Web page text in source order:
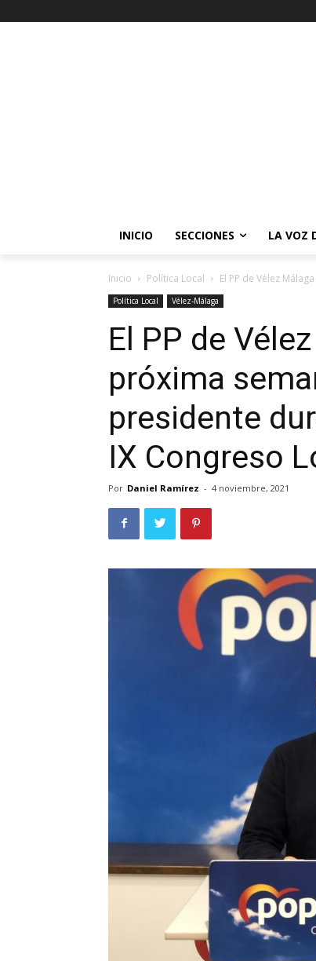
INICIO SECCIONES LA VOZ
Inicio Política Local El PP de Vélez
Política Local Vélez-Málaga
El PP de
próxima
presidente
IX Congreso
Por Daniel Ramírez - 4 noviembre, 2021